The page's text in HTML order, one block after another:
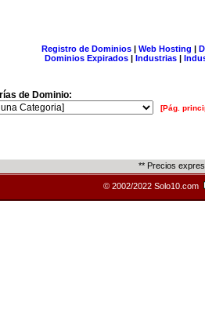
Registro de Dominios| Web Hosting |
Dominios Expirados | Industrias |
de Dominio:
[Pág.
** Precios
© 2002/2022 Solo10.com